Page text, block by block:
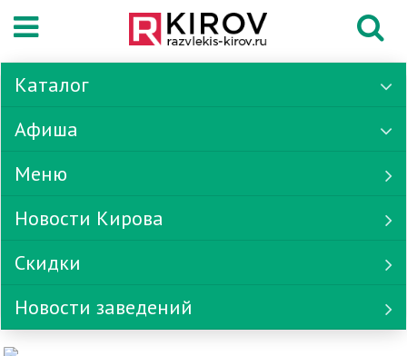
Каталог
Афиша
Меню
Новости Кирова
Скидки
Новости заведений